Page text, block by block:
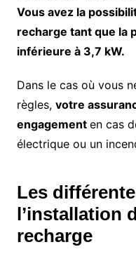
Vous avez la
recharge tant que la
inférieure à 3,7 kW.
Dans le cas où vous
règles, votre
engagement en cas
électrique ou un
Les
l’installation
recharge